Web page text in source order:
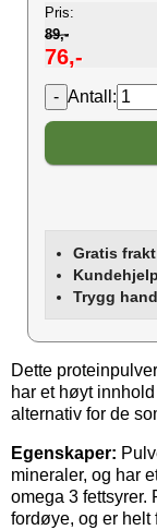
Pris:
89,-
76,-
Antall:
Gratis
Trygg
Dette
har et høyt
alternativ for de
Egenskaper:
mineraler, og har
omega 3 fettsyrer.
fordøye, og er helt